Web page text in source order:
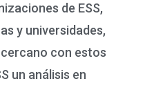
de ESS,
y universidades,
con estos
un análisis en